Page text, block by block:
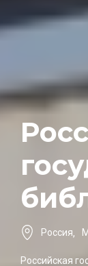
Россия,
Российская